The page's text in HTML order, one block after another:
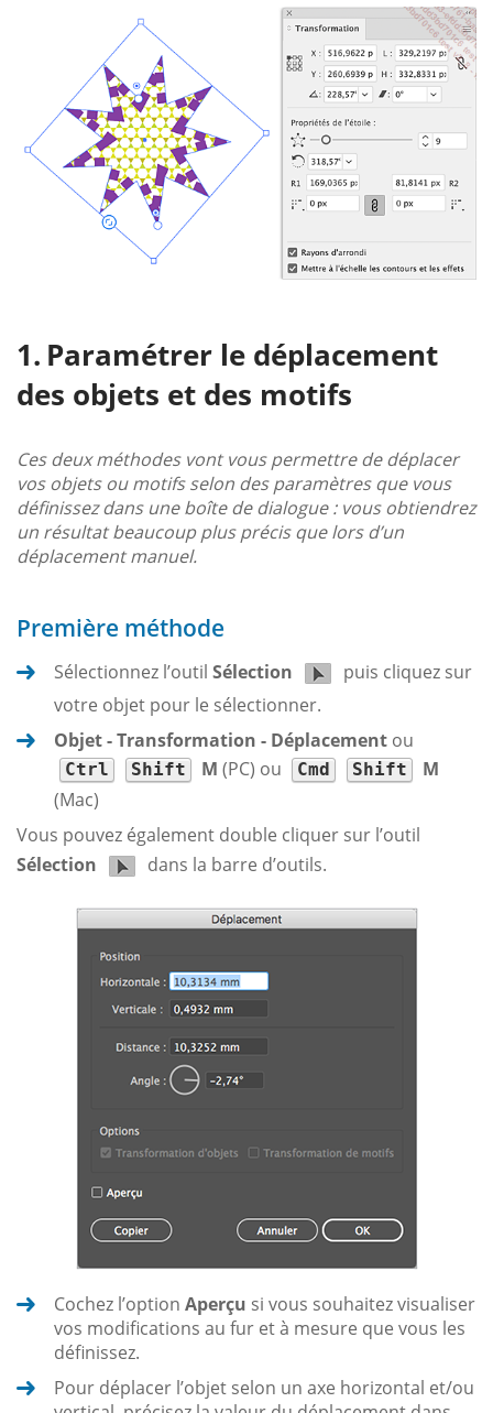
Paramétrer le déplacement
des objets et des motifs
Ces deux méthodes vont vous permettre de déplacer
vos objets ou motifs selon des paramètres que vous
définissez dans une boîte de dialogue : vous obtiendrez
un résultat beaucoup plus précis que lors d’un
déplacement manuel.
Première méthode
Sélectionnez l’outil Sélection
puis cliquez sur
votre objet pour le sélectionner.
Objet - Transformation - Déplacement ou
Ctrl Shift M (PC) ou Cmd Shift
M
(Mac)
Vous pouvez également double cliquer sur l’outil
Sélection
dans la barre d’outils.
Cochez l’option Aperçu si vous souhaitez visualiser
vos modifications au fur et à mesure que vous les
définissez.
Pour déplacer l’objet selon un axe horizontal et/ou